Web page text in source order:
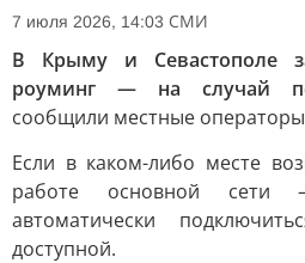
7 июля 2026, 14:03 СМИ
В Крыму и Севастополе
роуминг — на случай
сообщили местные
Если в каком-либо месте
работе основной сети
автоматически
доступной.